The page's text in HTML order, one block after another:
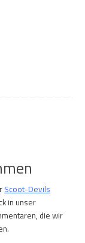
Scoot-Devils
in unser
die wir